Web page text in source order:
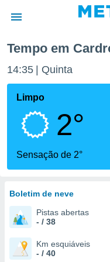
da
foi
fornecidas
a este
das
e
forma
digital
Tempo em
14:35 Quinta
Limpo
2°
Sensação de 2°
Boletim de neve
Pistas abertas
- / 38
Km esquiáveis
- / 40